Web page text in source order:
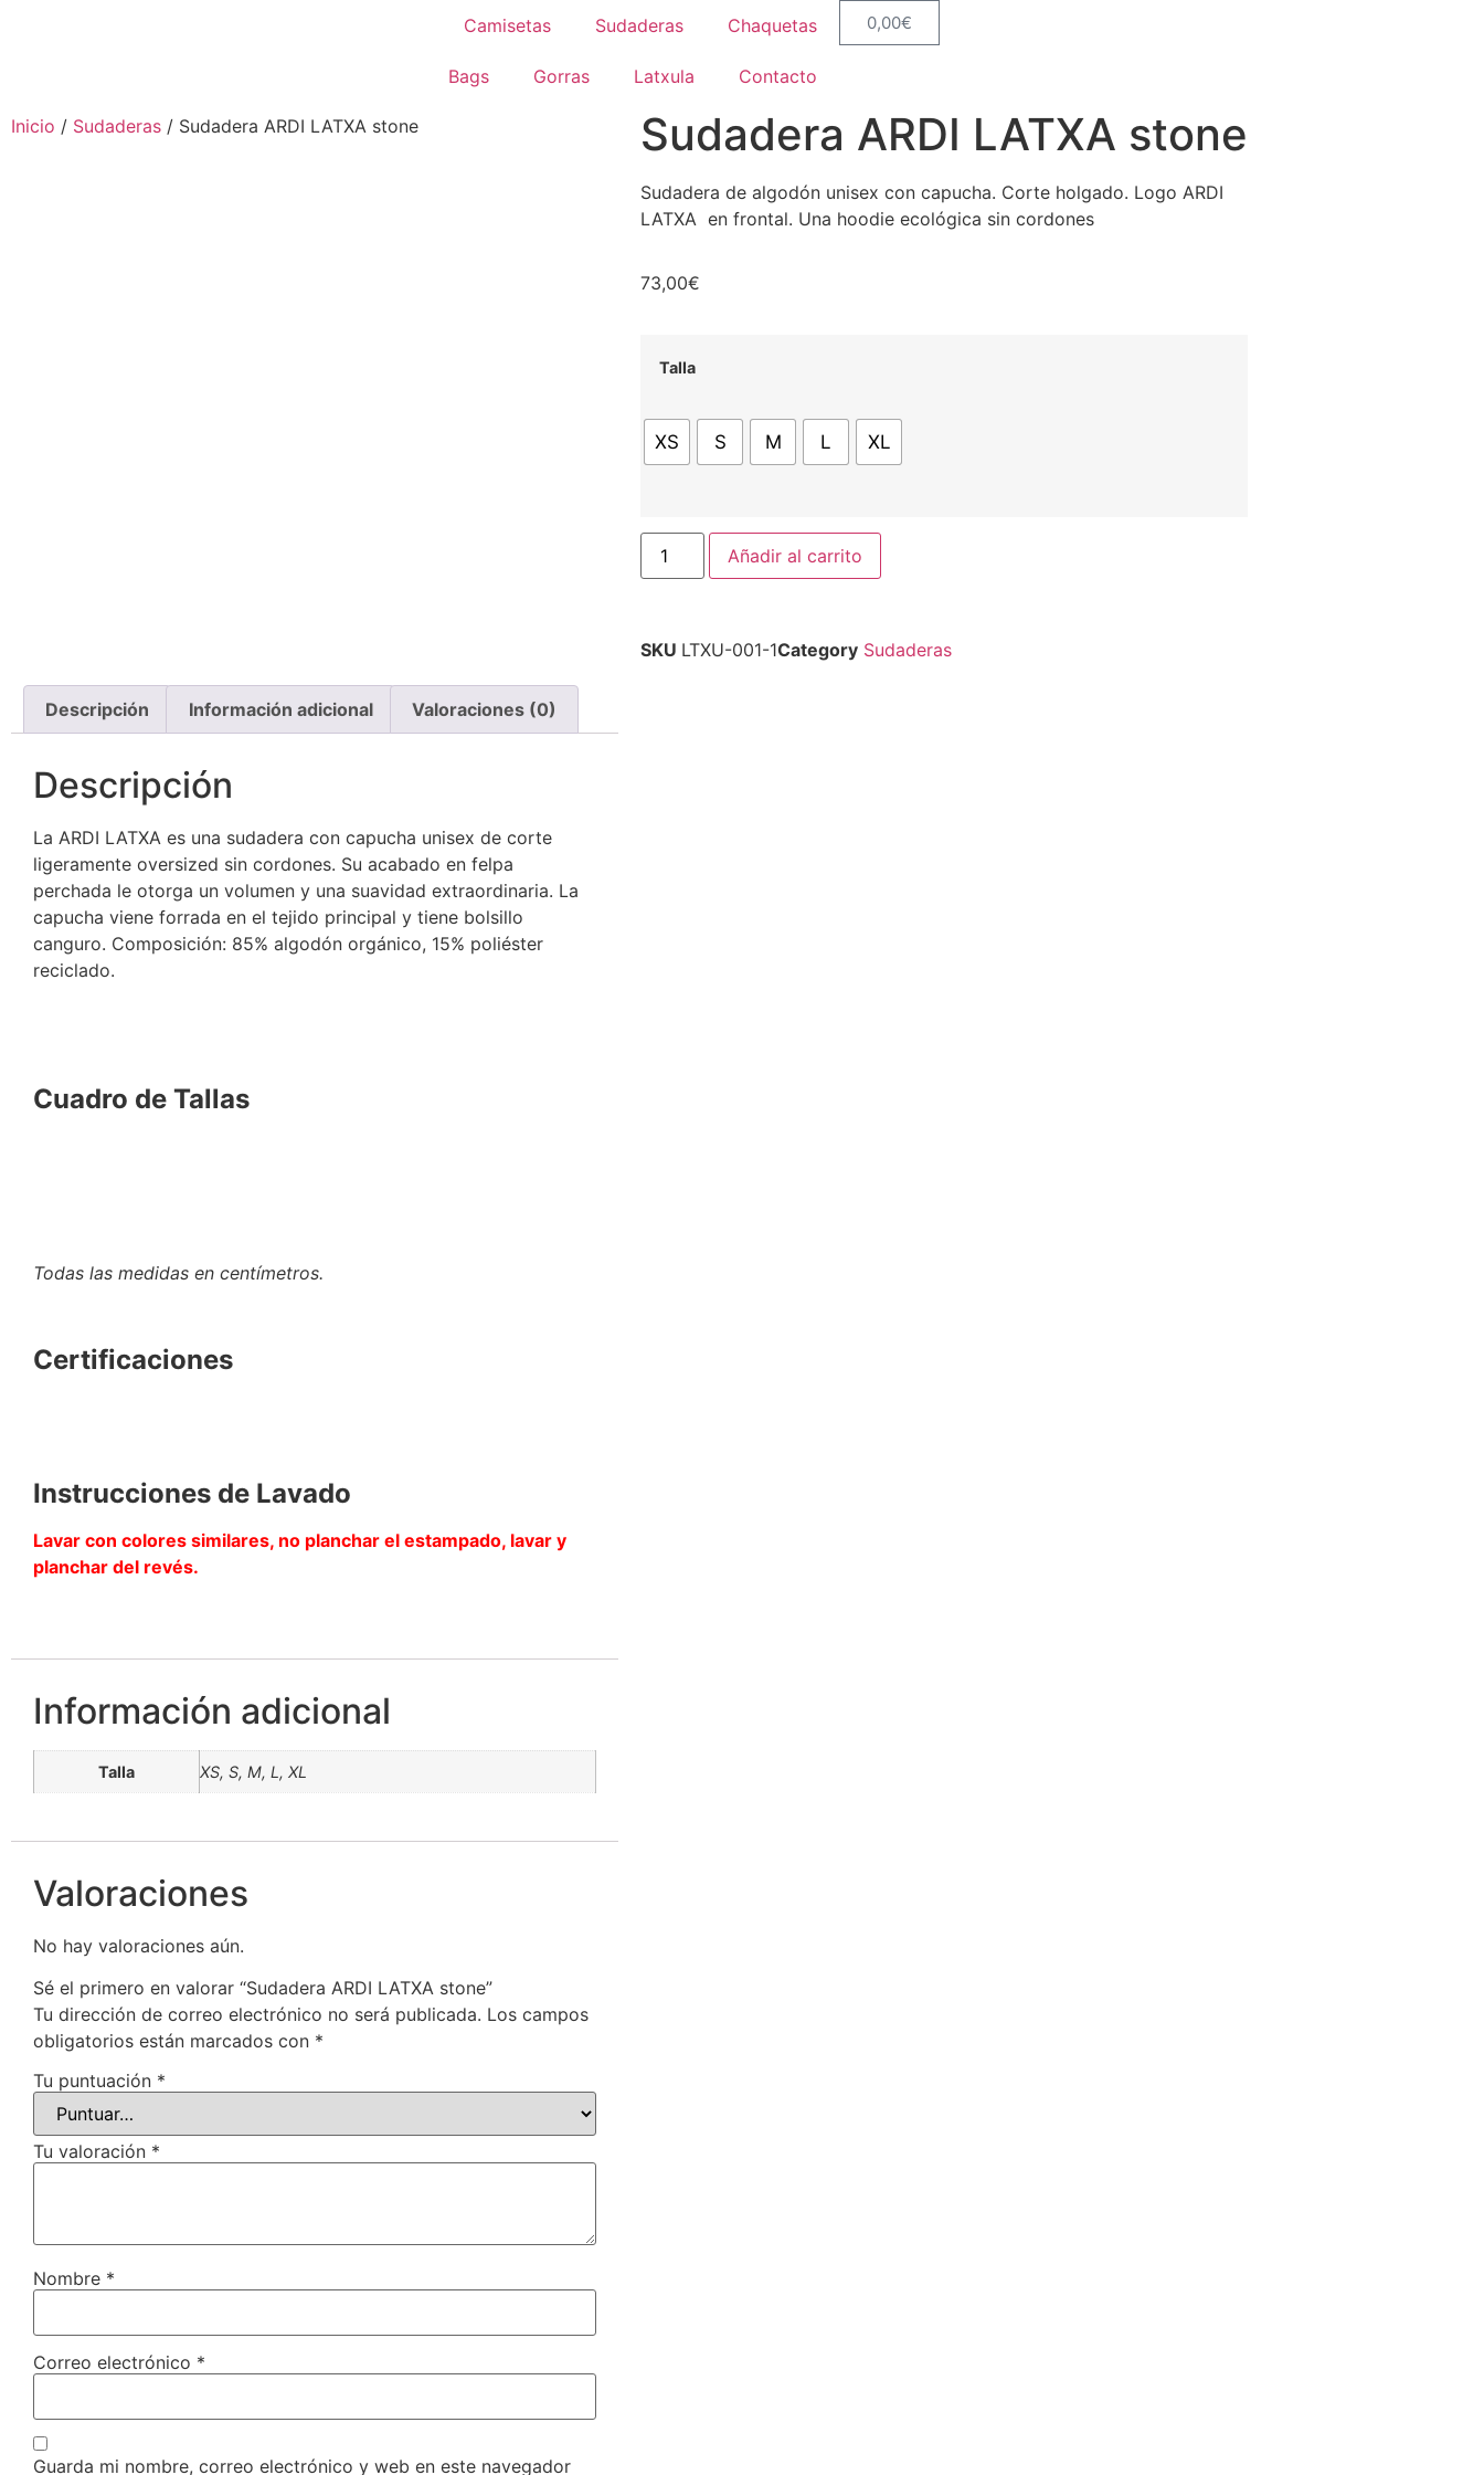
Camisetas Sudaderas Chaquetas
Bags Gorras Latxula Contacto
0,00€
Inicio / Sudaderas / Sudadera ARDI LATXA stone Sudadera ARDI LATXA stone
Sudadera de algodón unisex con capucha. Corte holgado. Logo ARDI
LATXA en frontal. Una hoodie ecológica sin cordones
73,00€
Talla
XS S M L XL
Añadir al carrito
SKU LTXU-001-1Category Sudaderas
Descripción Información adicional Valoraciones (0)
Descripción
La ARDI LATXA es una sudadera con capucha unisex de corte
ligeramente oversized sin cordones. Su acabado en felpa
perchada le otorga un volumen y una suavidad extraordinaria. La
capucha viene forrada en el tejido principal y tiene bolsillo
canguro. Composición: 85% algodón orgánico, 15% poliéster
reciclado.
Cuadro de Tallas
Todas las medidas en centímetros.
Certificaciones
Instrucciones de Lavado
Lavar con colores similares, no planchar el estampado, lavar y
planchar del revés.
Información adicional
Talla XS, S, M, L, XL
Valoraciones
No hay valoraciones aún.
Sé el primero en valorar “Sudadera ARDI LATXA stone”
Tu dirección de correo electrónico no será publicada. Los campos
obligatorios están marcados con *
Tu puntuación *
Tu valoración *
Nombre *
Correo electrónico *
Guarda mi nombre, correo electrónico y web en este navegador